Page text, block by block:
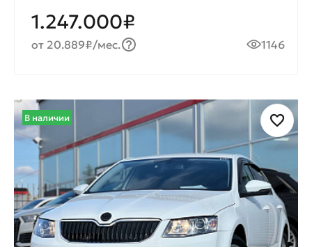
1.247.000₽
от 20.889₽/мес. 1146
В наличии